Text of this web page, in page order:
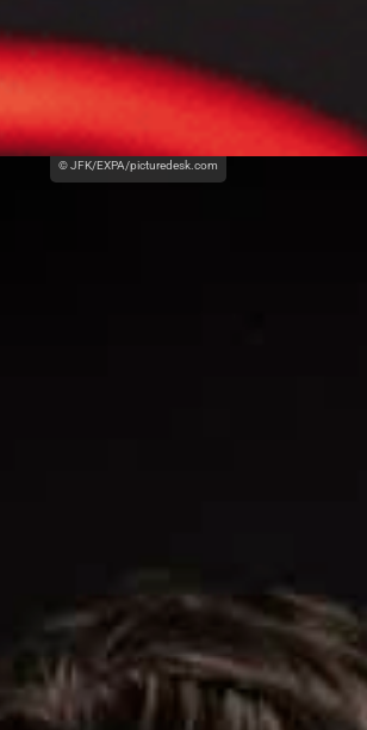
© JFK/EXPA/picturedesk.com